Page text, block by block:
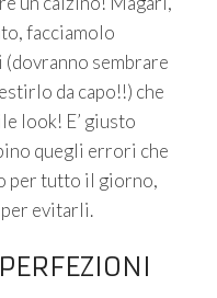
facciamolo
sembrare
da capo!!) che
look! E’ giusto
quegli errori che
per tutto il giorno,
evitarli.